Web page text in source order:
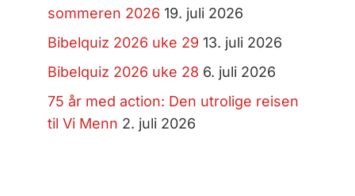
sommeren 2026 19. juli 2026
Bibelquiz 2026 uke 29 13. juli 2026
Bibelquiz 2026 uke 28 6. juli 2026
75 år med action: Den utrolige reisen
til Vi Menn 2. juli 2026